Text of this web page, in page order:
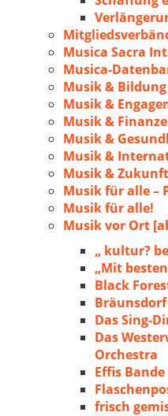
Musica Sacra
Musica-
Musik & Bildung
Musik &
Musik &
Musik &
Musik &
Musik & Zukunft
Musik für alle –
Musik für alle!
Musik vor Ort
„ kultur?
„Mit
Black
Das Sing-
Das
Orchestra
Effis Bande
frisch